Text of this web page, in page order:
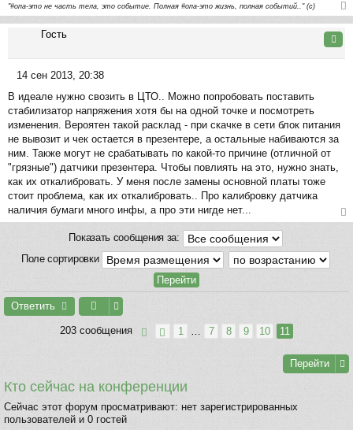
"#опа-это не часть тела, это событие. Полная #опа-это жизнь, полная событий.." (с)
ер
ну
ть
Гость
о
о
б
щ
е
н
и
е
14 сен 2013, 20:38
В идеале нужно свозить в ЦТО.. Можно попробовать поставить
стабилизатор напряжения хотя бы на одной точке и посмотреть
изменения. Вероятен такой расклад - при скачке в сети блок питания
не вывозит и чек остается в презентере, а остальные набиваются за
ним. Также могут не срабатывать по какой-то причине (отличной от
"грязные") датчики презентера. Чтобы повлиять на это, нужно знать,
как их откалибровать. У меня после замены основной платы тоже
стоит проблема, как их откалибровать.. Про калибровку датчика
наличия бумаги много инфы, а про эти нигде нет...
Показать сообщения за:
Поле сортировки
Ответить
203 сообщения 1 7 8 9 10 11
Перейти
Кто сейчас на конференции
Сейчас этот форум просматривают: нет зарегистрированных
пользователей и 0 гостей